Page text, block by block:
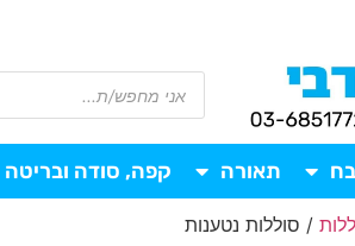
תאורה קפה, סודה ובריטה
/ סוללות נטענות